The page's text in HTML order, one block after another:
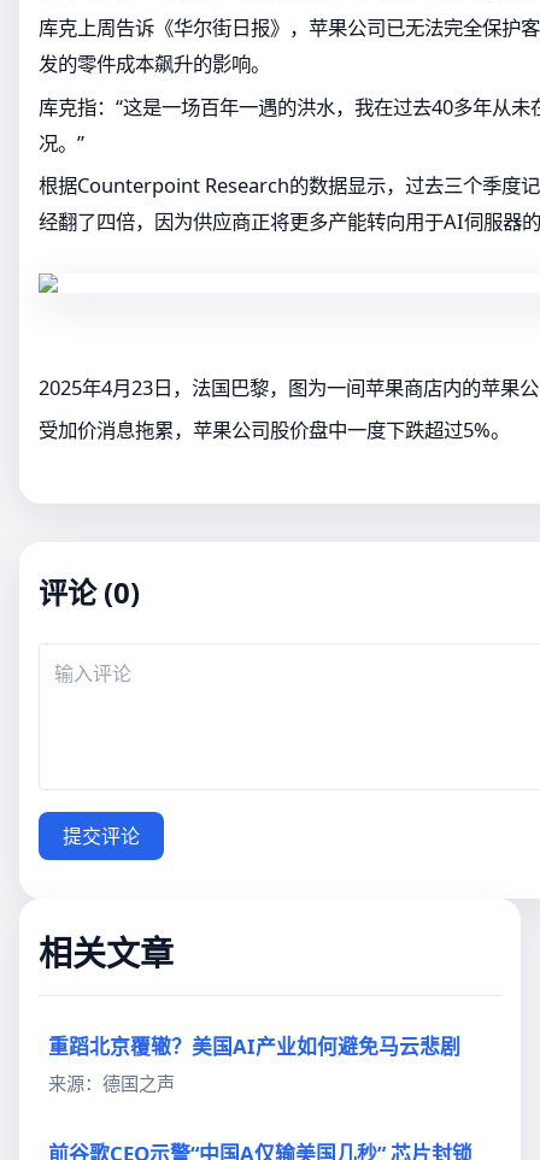
库克上周告诉《华尔街日报》，苹果公司已无法完全保护
发的零件成本飙升的影响。
库克指：“这是一场百年一遇的洪水，我在过去40多年从
况。”
根据Counterpoint Research的数据显示，过去三个季度
经翻了四倍，因为供应商正将更多产能转向用于AI伺服器
2025年4月23日，法国巴黎，图为一间苹果商店内的苹果
受加价消息拖累，苹果公司股价盘中一度下跌超过5%。
评论 (0)
提交评论
相关文章
重蹈北京覆辙？美国AI产业如何避免马云悲剧
来源：德国之声
前谷歌CEO示警“中国A仅输美国几秒” 芯片封锁